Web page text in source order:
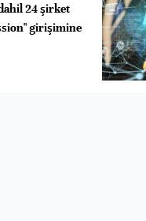
24 şirket
girişimine